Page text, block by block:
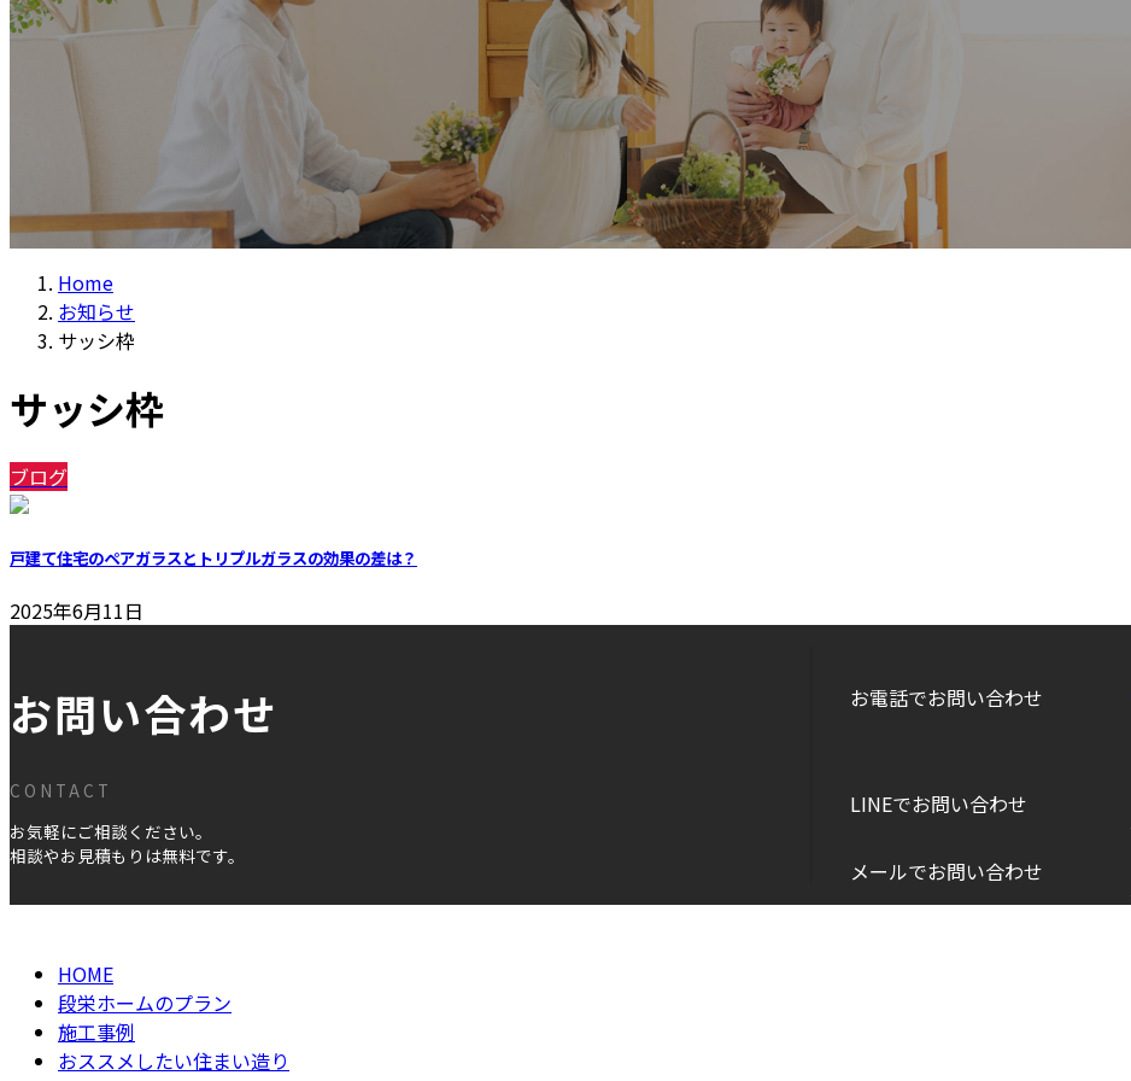
Home
お知らせ
サッシ枠
サッシ枠
ブログ
戸建て住宅のペアガラスとトリプルガラスの効果の差は？
2025年6月11日
お問い合わせ
CONTACT
お気軽にご相談ください。
相談やお見積もりは無料です。
お電話でお問い合わせ
LINEでお問い合わせ
メールでお問い合わせ
HOME
段栄ホームのプラン
施工事例
おススメしたい住まい造り